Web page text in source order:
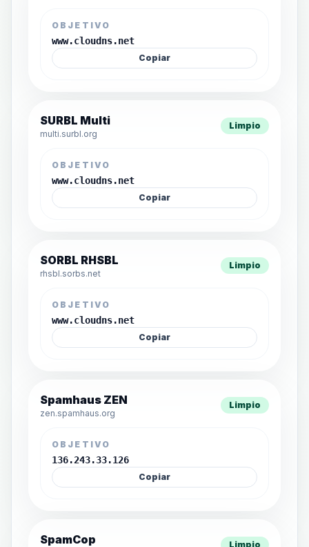
OBJETIVO
www.cloudns.net
Copiar
SURBL Multi
multi.surbl.org
Limpio
OBJETIVO
www.cloudns.net
Copiar
SORBL RHSBL
rhsbl.sorbs.net
Limpio
OBJETIVO
www.cloudns.net
Copiar
Spamhaus ZEN
zen.spamhaus.org
Limpio
OBJETIVO
136.243.33.126
Copiar
SpamCop Limpio